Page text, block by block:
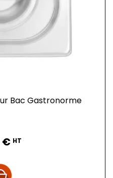
Bac Gastronorme
€ HT